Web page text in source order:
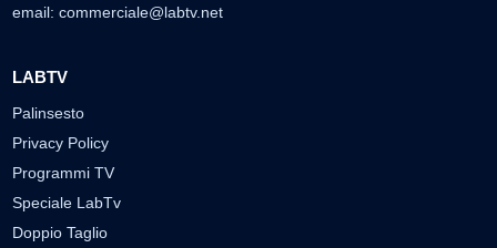
email: commerciale@labtv.net
LABTV
Palinsesto
Privacy Policy
Programmi TV
Speciale LabTv
Doppio Taglio